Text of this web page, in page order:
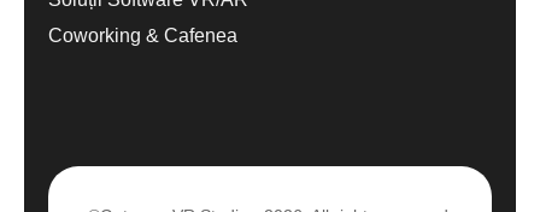
Coworking & Cafenea